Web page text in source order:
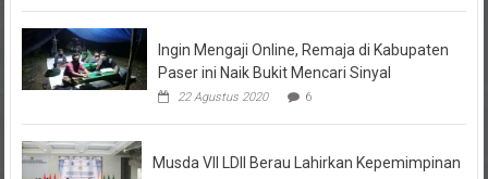
Paser ini Naik Bukit Mencari Sinyal
22 Agustus 2020 6
Baru dan Komitmen Green Dakwah